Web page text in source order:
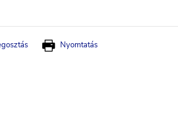
Nyomtatás